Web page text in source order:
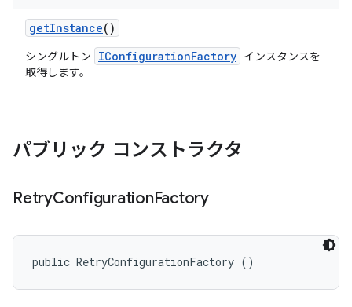
getInstance()
シングルトン IConfigurationFactory インスタンスを
取得します。
パブリック コンストラクタ
RetryConfigurationFactory
public RetryConfigurationFactory ()